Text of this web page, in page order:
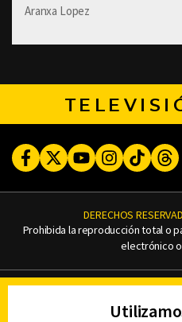
Aranxa Lopez
FacebookTwitterYoutubeInstagram
TikTok
DERECHOS
Prohibida la reproducción total o
electrónico
AVISO DE